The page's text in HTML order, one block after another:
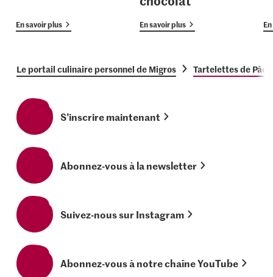
En savoir plus En savoir plus
Le portail culinaire personnel de Migros Tartelettes de
S’inscrire maintenant
Abonnez-vous à la newsletter
Suivez-nous sur Instagram
Abonnez-vous à notre chaîne YouTube